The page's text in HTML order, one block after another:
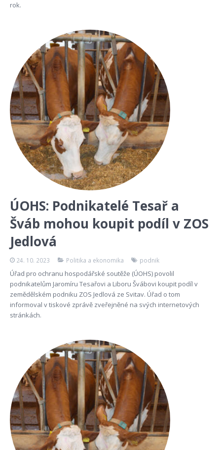
rok.
ÚOHS: Podnikatelé Tesař a
Šváb mohou koupit podíl v ZOS
Jedlová
24. 10. 2023 Politika a ekonomika podnik
Úřad pro ochranu hospodářské soutěže (ÚOHS) povolil
podnikatelům Jaromíru Tesařovi a Liboru Švábovi koupit podíl v
zemědělském podniku ZOS Jedlová ze Svitav. Úřad o tom
informoval v tiskové zprávě zveřejněné na svých internetových
stránkách.